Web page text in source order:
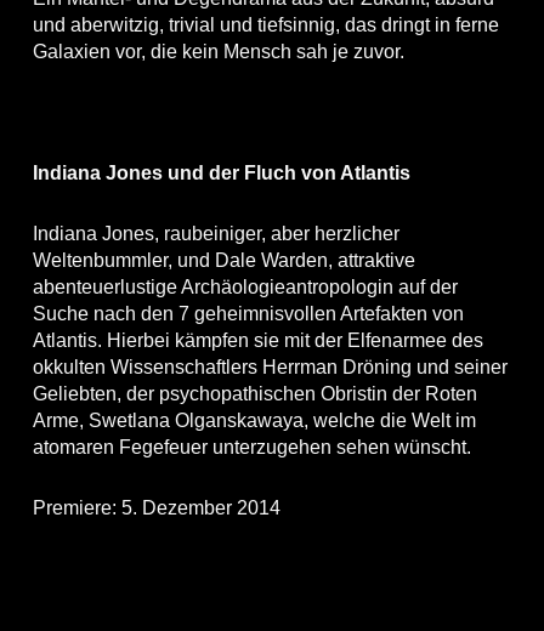
und aberwitzig, trivial und tiefsinnig, das dringt in ferne
Galaxien vor, die kein Mensch sah je zuvor.
Indiana Jones und der Fluch von Atlantis
Indiana Jones, raubeiniger, aber herzlicher
Weltenbummler, und Dale Warden, attraktive
abenteuerlustige Archäologieantropologin auf der
Suche nach den 7 geheimnisvollen Artefakten von
Atlantis. Hierbei kämpfen sie mit der Elfenarmee des
okkulten Wissenschaftlers Herrman Dröning und seiner
Geliebten, der psychopathischen Obristin der Roten
Arme, Swetlana Olganskawaya, welche die Welt im
atomaren Fegefeuer unterzugehen sehen wünscht.
Premiere: 5. Dezember 2014